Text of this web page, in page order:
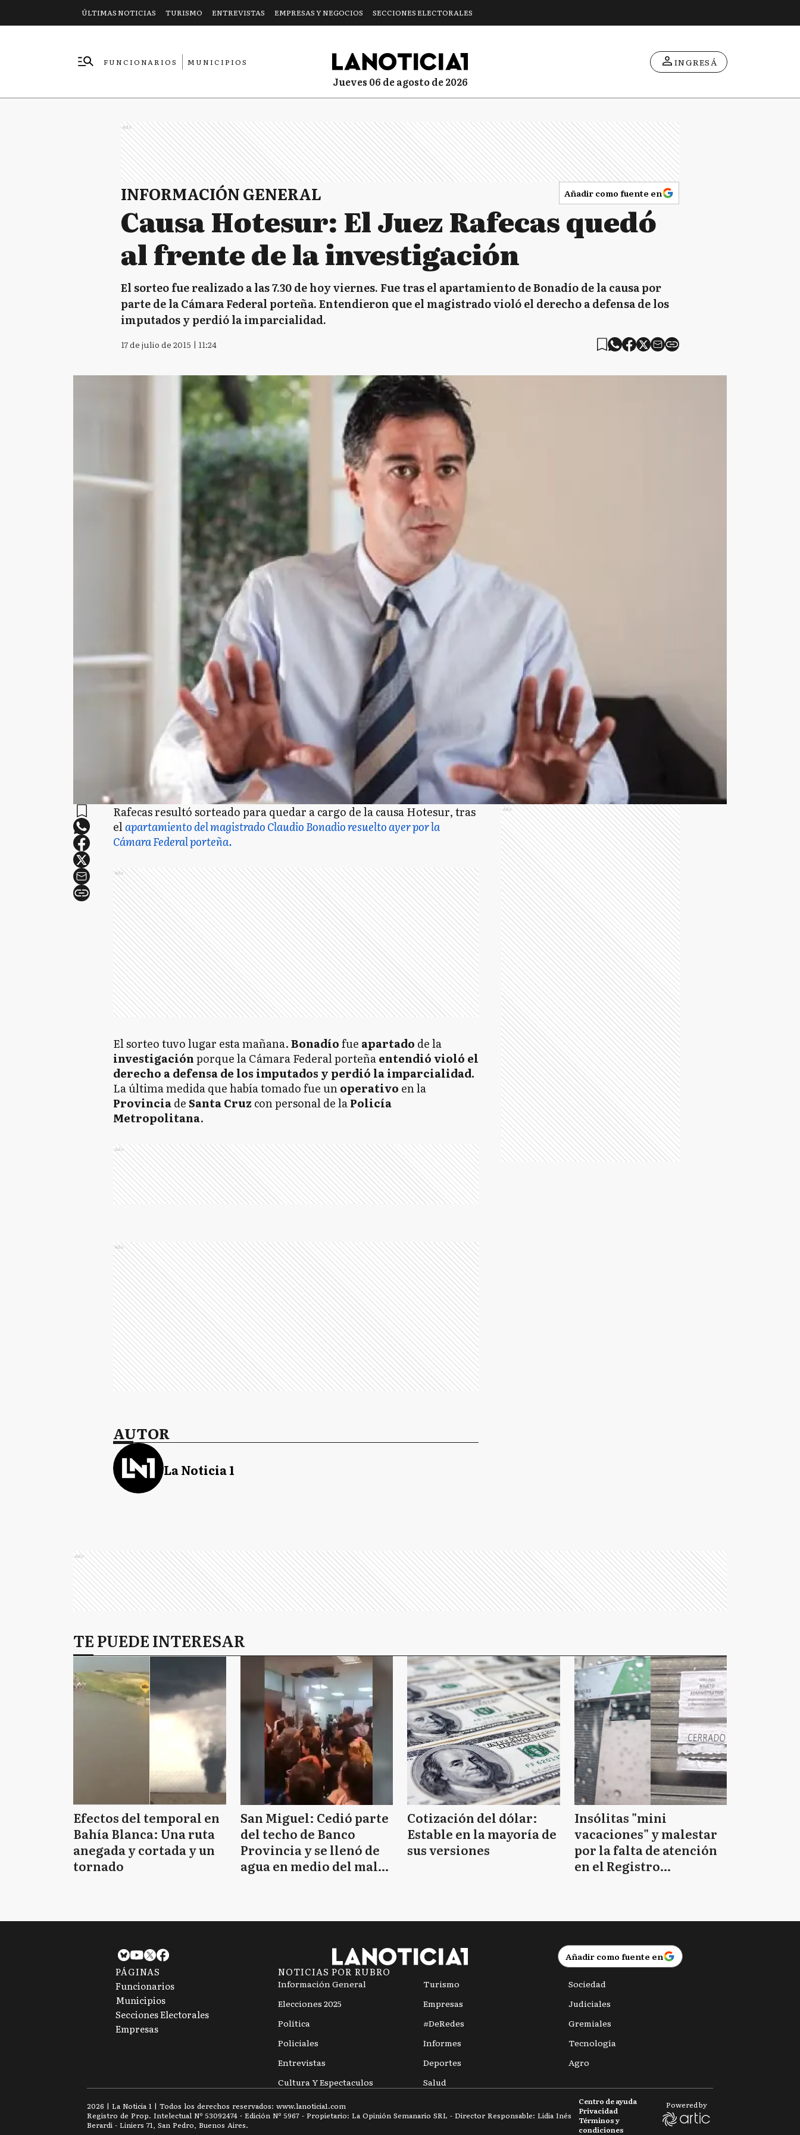
ÚLTIMAS NOTICIAS TURISMO ENTREVISTAS EMPRESAS Y NEGOCIOS SECCIONES ELECTORALES
FUNCIONARIOS
MUNICIPIOS
jueves 06 de agosto de 2026
INGRESÁ
Ads
INFORMACIÓN GENERAL Añadir como fuente en
Causa Hotesur: El Juez Rafecas quedó
al frente de la investigación
El sorteo fue realizado a las 7.30 de hoy viernes. Fue tras el apartamiento de Bonadío de la causa por
parte de la Cámara Federal porteña. Entendieron que el magistrado violó el derecho a defensa de los
imputados y perdió la imparcialidad.
17 de julio de 2015 | 11:24
Rafecas resultó sorteado para quedar a cargo de la causa Hotesur, tras
elapartamiento del magistrado Claudio Bonadio resuelto ayer por la
Cámara Federal porteña.
Ads
El sorteo tuvo lugar esta mañana.Bonadíofue apartado de la
investigaciónporque la Cámara Federal porteñaentendió violó el
derecho a defensa de los imputados y perdió la imparcialidad.
La última medida que había tomado fue unoperativo en la
ProvinciadeSanta Cruz con personal de laPolicía
Metropolitana.
Ads
Ads
AUTOR
La Noticia 1
Ads
Ads
TE PUEDE INTERESAR
Efectos del temporal en
Bahía Blanca: Una ruta
anegada y cortada y un
tornado
San Miguel: Cedió parte
del techo de Banco
Provincia y se llenó de
agua en medio del mal
Cotización del dólar:
Estable en la mayoría de
sus versiones
Insólitas "mini
vacaciones" y malestar
por la falta de atención
en el Registro
Añadir como fuente en
PÁGINAS
Funcionarios
Municipios
Secciones Electorales
Empresas
NOTICIAS POR RUBRO
Información General
Elecciones 2025
Política
Policiales
Entrevistas
Cultura Y Espectaculos
Turismo
Empresas
#DeRedes
Informes
Deportes
Salud
Sociedad
Judiciales
Gremiales
Tecnología
Agro
2026 | La Noticia 1 | Todos los derechos reservados: www.lanoticia1.com
Registro de Prop. Intelectual Nº 53092474 · Edición Nº 5967 - Propietario: La Opinión Semanario SRL - Director Responsable: Lidia Inés
Berardi - Liniers 71, San Pedro, Buenos Aires.
Términos y
condiciones
Privacidad
Centro de ayuda Powered by